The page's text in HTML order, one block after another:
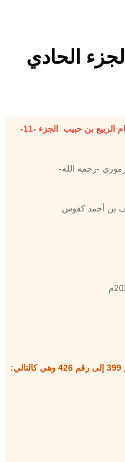
الحادي
بن حبيب الجزء -11-
-رحمه الله-
بن أحمد كفوس